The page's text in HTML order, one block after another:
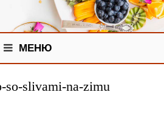
МЕНЮ
so-slivami-na-zimu